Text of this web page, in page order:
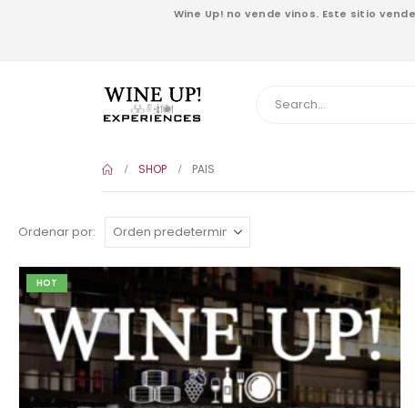
Wine Up! no vende vinos. Este sitio
SHOP PAIS
Ordenar por:
HOT